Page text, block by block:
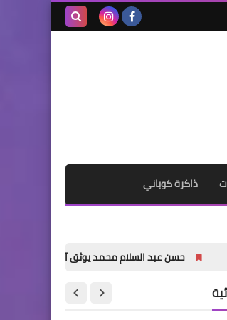
ذاكرة كوباني
السلام محمد يوثق آلام الغربة في «مصاب بكسر في